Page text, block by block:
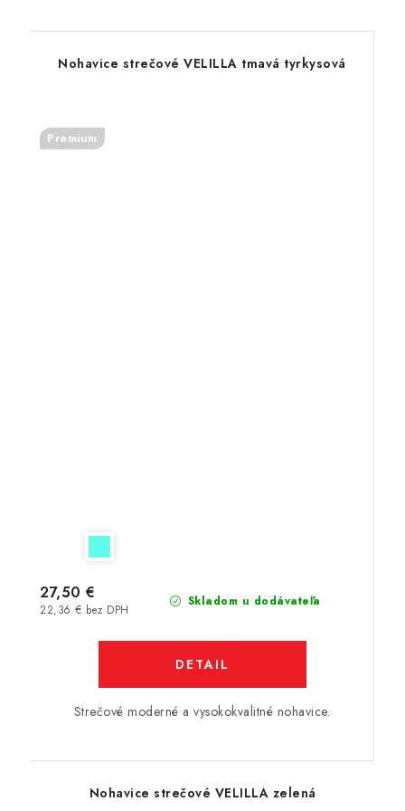
Nohavice strečové VELILLA tmavá tyrkysová
Premium
Skladom u dodávateľa
22,36 € bez DPH
27,50 €
DETAIL
Strečové moderné a vysokokvalitné nohavice.
Nohavice strečové VELILLA zelená